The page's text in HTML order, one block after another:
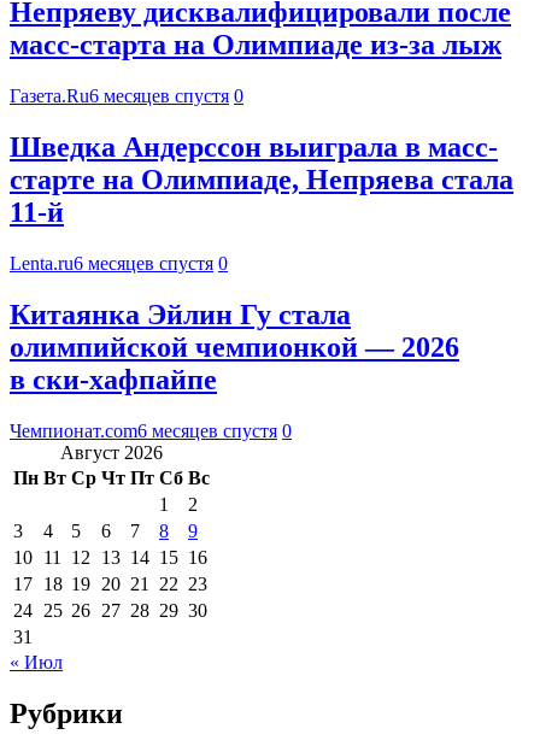
Непряеву дисквалифицировали после
масс-старта на Олимпиаде из-за лыж
Газета.Ru6 месяцев спустя 0
Шведка Андерссон выиграла в масс-
старте на Олимпиаде, Непряева стала
11-й
Lenta.ru6 месяцев спустя 0
Китаянка Эйлин Гу стала
олимпийской чемпионкой — 2026
в ски-хафпайпе
Чемпионат.com6 месяцев спустя 0
Август 2026
Пн Вт Ср Чт Пт Сб Вс
1
2
3
4 5 6 7 8
9
10 11 12 13 14 15 16
17 18 19 20 21 22 23
24 25 26 27 28 29 30
31
« Июл
Рубрики